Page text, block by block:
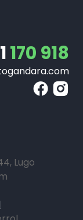
170 918
Lugo